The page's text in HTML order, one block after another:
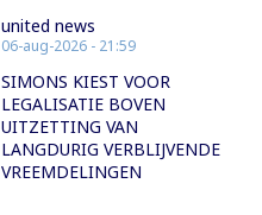
united news
06-aug-2026 - 21:59
SIMONS KIEST VOOR
LEGALISATIE BOVEN
UITZETTING VAN
LANGDURIG VERBLIJVENDE
VREEMDELINGEN